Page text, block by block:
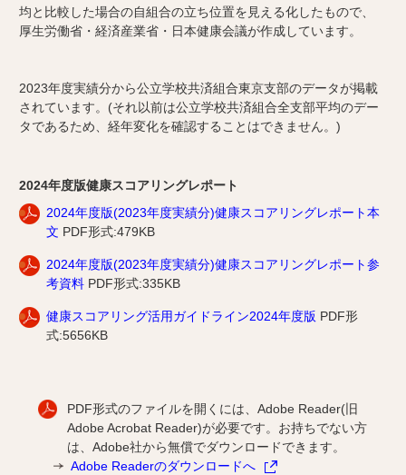
均と比較した場合の自組合の立ち位置を見える化したもので、
厚生労働省・経済産業省・日本健康会議が作成しています。
2023年度実績分から公立学校共済組合東京支部のデータが掲載
されています。(それ以前は公立学校共済組合全支部平均のデー
タであるため、経年変化を確認することはできません。)
2024年度版健康スコアリングレポート
2024年度版(2023年度実績分)健康スコアリングレポート本
文 PDF形式:479KB
2024年度版(2023年度実績分)健康スコアリングレポート参
考資料 PDF形式:335KB
健康スコアリング活用ガイドライン2024年度版 PDF形
式:5656KB
PDF形式のファイルを開くには、Adobe Reader(旧
Adobe Acrobat Reader)が必要です。お持ちでない方
は、Adobe社から無償でダウンロードできます。
Adobe Readerのダウンロードへ